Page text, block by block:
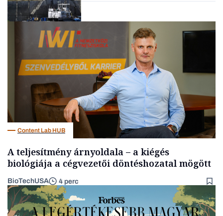
Content Lab HUB
A teljesítmény árnyoldala – a kiégés
biológiája a cégvezetői döntéshozatal mögött
BioTechUSA 4 perc